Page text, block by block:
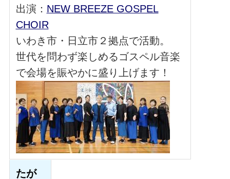
出演： NEW BREEZE GOSPEL
CHOIR
いわき市・日立市２拠点で活動。
世代を問わず楽しめるゴスペル音楽
で会場を賑やかに盛り上げます！
たが